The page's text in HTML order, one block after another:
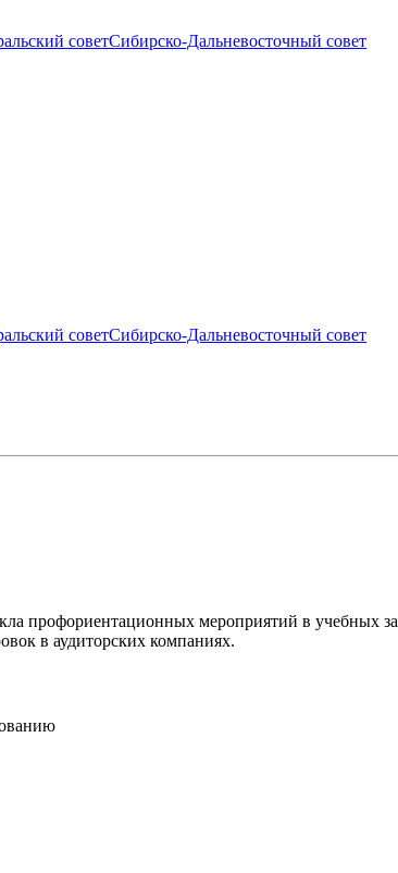
советСибирско-Дальневосточный совет
советСибирско-Дальневосточный совет
мероприятий в учебных
в аудиторских компаниях.